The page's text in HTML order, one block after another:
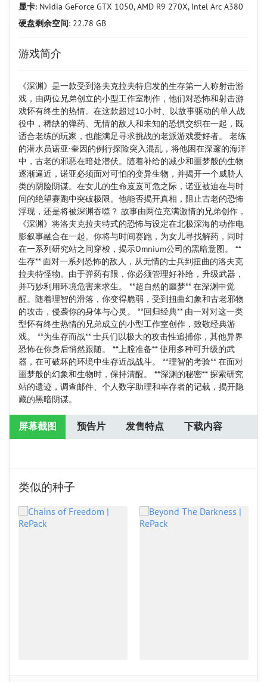
显卡: Nvidia GeForce GTX 1050, AMD R9 270X, Intel Arc A380
硬盘剩余空间: 22.78 GB
游戏简介
《深渊》是一款受到洛夫克拉夫特启发的生存第一人称射击游
戏，由两位兄弟创立的小型工作室制作，他们对恐怖和射击游
戏怀有终生的热情。在这款超过10小时、以故事驱动的单人战
役中，稀缺的弹药、无情的敌人和未知的恐惧交织在一起，既
适合老练的玩家，也能满足寻求挑战的老派游戏爱好者。 老练
的潜水员诺亚·奎因的例行探险突入混乱，将他困在深邃的海洋
中，古老的邪恶在暗处潜伏。随着补给的减少和噩梦般的生物
逐渐逼近，诺亚必须面对可怕的变异生物，并揭开一个威胁人
类的阴险阴谋。在女儿的生命岌岌可危之际，诺亚被迫在与时
间的绝望赛跑中突破极限。他能否揭开真相，阻止古老的恐怖
浮现，还是将被深渊吞噬？ 故事由两位充满激情的兄弟创作，
《深渊》将洛夫克拉夫特式的恐怖与设定在北极深海的动作电
影叙事融合在一起。你将与时间赛跑，为女儿寻找解药，同时
在一系列研究站之间穿梭，揭示Omnium公司的黑暗意图。 **
生存** 面对一系列恐怖的敌人，从无情的士兵到扭曲的洛夫克
拉夫特怪物。由于弹药有限，你必须管理好补给，升级武器，
并巧妙利用环境危害来求生。 **超自然的噩梦** 在深渊中觉
醒。随着理智的滑落，你变得脆弱，受到扭曲幻象和古老邪物
的攻击，侵袭你的身体与心灵。 **回归经典** 由一对对这一类
型怀有终生热情的兄弟成立的小型工作室创作，致敬经典游
戏。 **为生存而战** 士兵们以极大的攻击性追捕你，其他异界
恐怖在你身后悄然跟随。 **上膛准备** 使用多种可升级的武
器，在可破坏的环境中生存近战战斗。 **理智的考验** 在面对
噩梦般的幻象和生物时，保持清醒。 **深渊的秘密** 探索研究
站的遗迹，调查邮件、个人数字助理和幸存者的记载，揭开隐
藏的黑暗阴谋。
屏幕截图 预告片 发售特点 下载内容
类似的种子